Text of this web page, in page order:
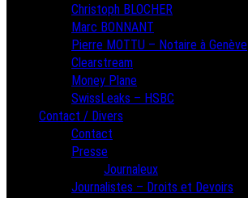
Christoph BLOCHER
Marc BONNANT
Pierre MOTTU – Notaire à Genève
Clearstream
Money Plane
SwissLeaks – HSBC
Contact / Divers
Contact
Presse
Journaleux
Journalistes – Droits et Devoirs